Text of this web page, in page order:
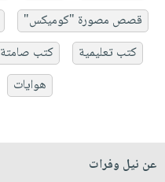
قصص مصورة "كوميكس"
كتب تعليمية
كتب صامتة
هوايات
عن نيل وفرات